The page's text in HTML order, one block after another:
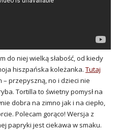
do niej wielką słabość, od kiedy
hiszpańska koleżanka. Tutaj
przepyszną, no i dzieci nie
Tortilla to świetny pomysł na
dobra na zimno jak i na ciepło,
Polecam gorąco! Wersja z
papryki jest ciekawa w smaku.